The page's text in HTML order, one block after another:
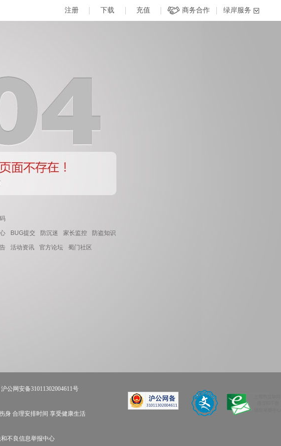
BUG提交 防沉迷 家长监控
防盗知识
活动资讯 官方论坛 蜀门社区
沪公网安备31011302004611号
身 合理安排时间 享受健康生活
不良信息举报中心